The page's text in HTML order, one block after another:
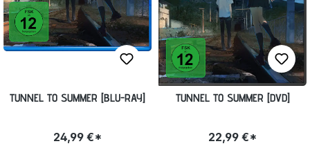
TUNNEL TO SUMMER [BLU-RAY]
24,99 €*
TUNNEL TO SUMMER [DVD]
22,99 €*